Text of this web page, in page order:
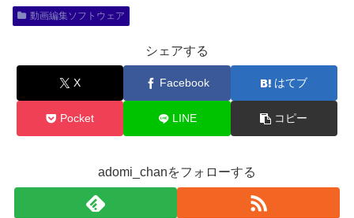
動画編集ソフトウェア
シェアする
X Facebook はてブ
Pocket LINE コピー
adomi_chanをフォローする